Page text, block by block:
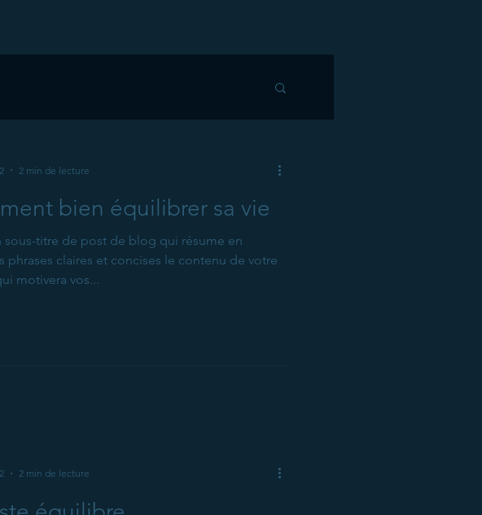
bien équilibrer sa vie
sous-titre de post de blog qui résume en
phrases claires et concises le contenu de votre
motivera vos...
2 min de lecture
2 min de lecture